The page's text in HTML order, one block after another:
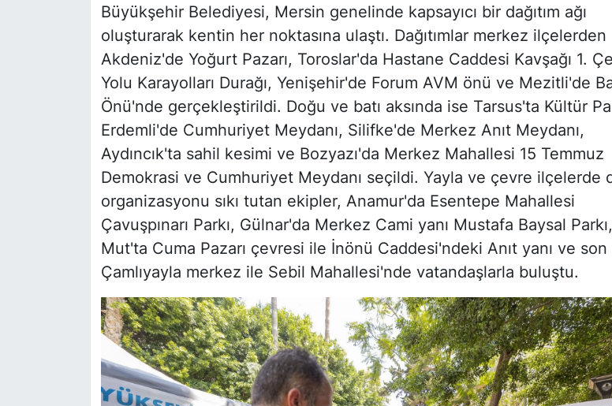
Büyükşehir Belediyesi, Mersin genelinde kapsayıcı bir dağıtım ağı
oluşturarak kentin her noktasına ulaştı. Dağıtımlar merkez ilçelerden
Akdeniz'de Yoğurt Pazarı, Toroslar'da Hastane Caddesi Kavşağı 1.
Yolu Karayolları Durağı, Yenişehir'de Forum AVM önü ve Mezitli'de
Önü'nde gerçekleştirildi. Doğu ve batı aksında ise Tarsus'ta Kültür
Erdemli'de Cumhuriyet Meydanı, Silifke'de Merkez Anıt Meydanı,
Aydıncık'ta sahil kesimi ve Bozyazı'da Merkez Mahallesi 15 Temmuz
Demokrasi ve Cumhuriyet Meydanı seçildi. Yayla ve çevre ilçelerde
organizasyonu sıkı tutan ekipler, Anamur'da Esentepe Mahallesi
Çavuşpınarı Parkı, Gülnar'da Merkez Cami yanı Mustafa Baysal Parkı,
Mut'ta Cuma Pazarı çevresi ile İnönü Caddesi'ndeki Anıt yanı ve son
Çamlıyayla merkez ile Sebil Mahallesi'nde vatandaşlarla buluştu.